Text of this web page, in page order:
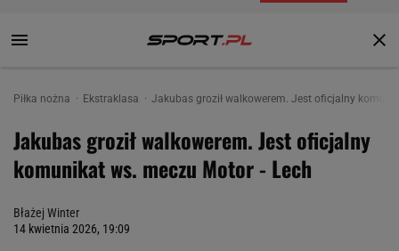
Piłka nożna Ekstraklasa Jakubas groził walkowerem. Jest oficjalny
Jakubas groził walkowerem. Jest oficjalny
komunikat ws. meczu Motor - Lech
Błażej Winter
14 kwietnia 2026, 19:09